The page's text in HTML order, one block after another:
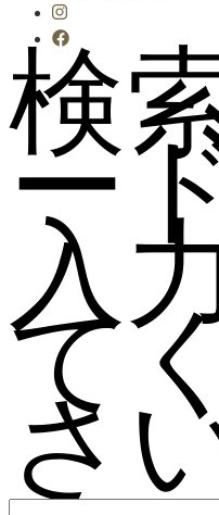
検
ー
入
て
さ